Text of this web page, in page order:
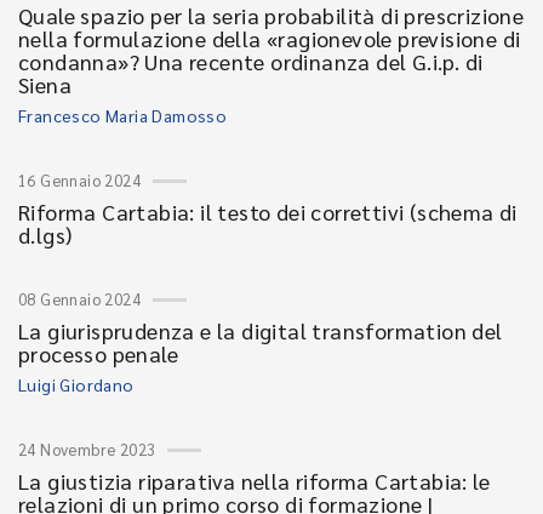
Quale spazio per la seria probabilità di prescrizione
nella formulazione della «ragionevole previsione di
condanna»? Una recente ordinanza del G.i.p. di
Siena
Francesco Maria Damosso
16 Gennaio 2024
Riforma Cartabia: il testo dei correttivi (schema di
d.lgs)
08 Gennaio 2024
La giurisprudenza e la digital transformation del
processo penale
Luigi Giordano
24 Novembre 2023
La giustizia riparativa nella riforma Cartabia: le
relazioni di un primo corso di formazione |